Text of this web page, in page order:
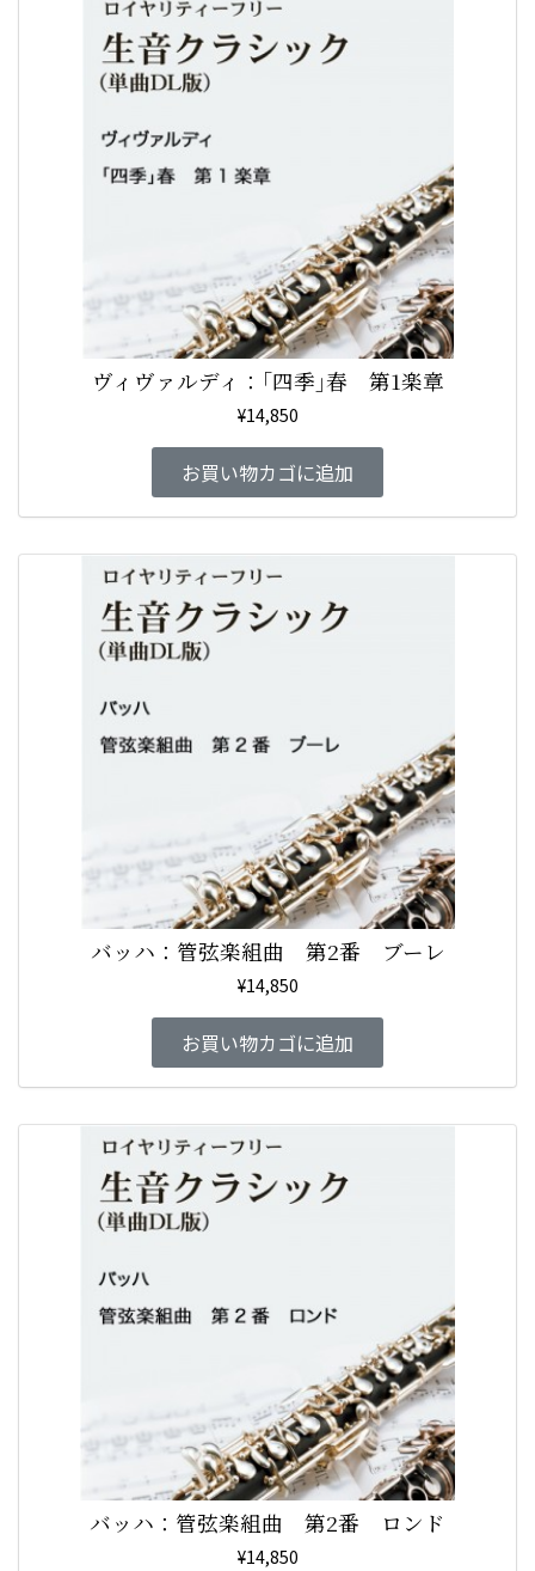
ヴィヴァルディ：｢四季｣春 第1楽章
¥14,850
お買い物カゴに追加
バッハ：管弦楽組曲 第2番 ブーレ
¥14,850
お買い物カゴに追加
バッハ：管弦楽組曲 第2番 ロンド
¥14,850